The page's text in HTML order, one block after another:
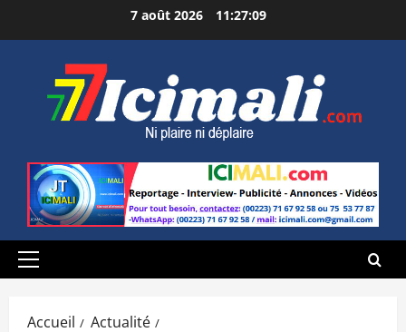
au
7 août 2026 11:27:10
Menu
Accueil
Actualité